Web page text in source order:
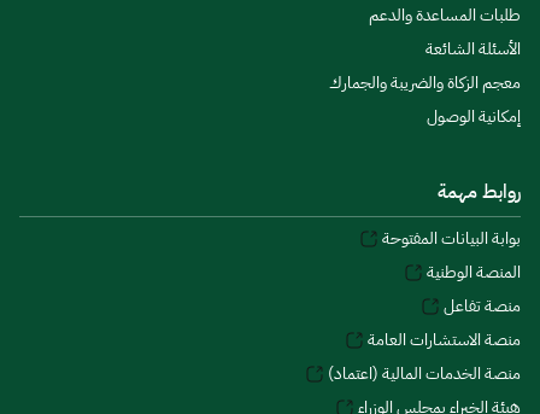
طلبات المساعدة والدعم
الأسئلة الشائعة
معجم الزكاة والضريبة والجمارك
إمكانية الوصول
روابط مهمة
بوابة البيانات المفتوحة
المنصة الوطنية
منصة تفاعل
منصة الاستشارات العامة
منصة الخدمات المالية (اعتماد)
هيئة الخبراء بمجلس الوزراء